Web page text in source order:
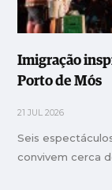
Imigração
Porto de Mós
21 JUL 2026
Seis
convivem cerca